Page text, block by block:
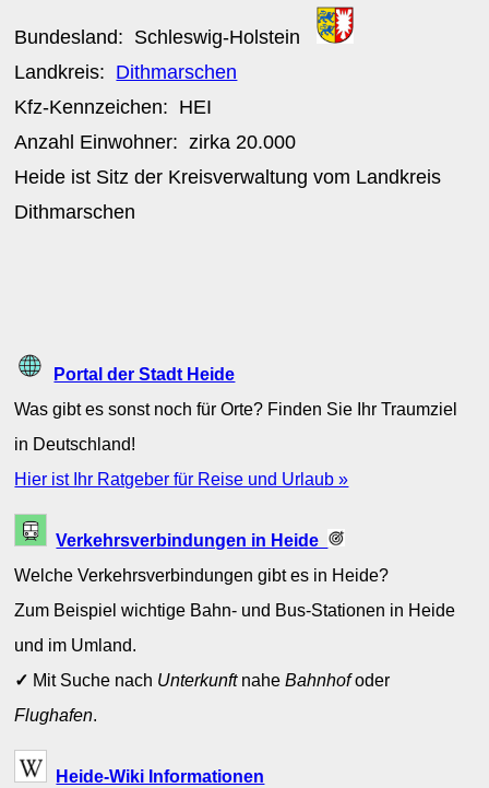
Bundesland: Schleswig-Holstein
Landkreis: Dithmarschen
Kfz-Kennzeichen: HEI
Anzahl Einwohner: zirka 20.000
Heide ist Sitz der Kreisverwaltung vom Landkreis
Dithmarschen
Portal der Stadt Heide
Was gibt es sonst noch für Orte? Finden Sie Ihr Traumziel
in Deutschland!
Hier ist Ihr Ratgeber für Reise und Urlaub »
Verkehrsverbindungen in Heide
Welche Verkehrsverbindungen gibt es in Heide?
Zum Beispiel wichtige Bahn- und Bus-Stationen in Heide
und im Umland.
✓ Mit Suche nach UnterkunftnaheBahnhofoder
Flughafen.
Heide-Wiki Informationen